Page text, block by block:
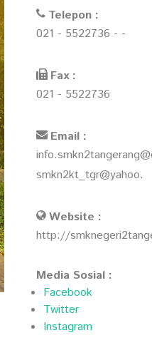
Telepon :
021 - 5522736 - -
Fax :
021 - 5522736
Email :
smkn2kt_tgr@yahoo.
Website :
http://
Media Sosial :
Facebook
Twitter
Instagram